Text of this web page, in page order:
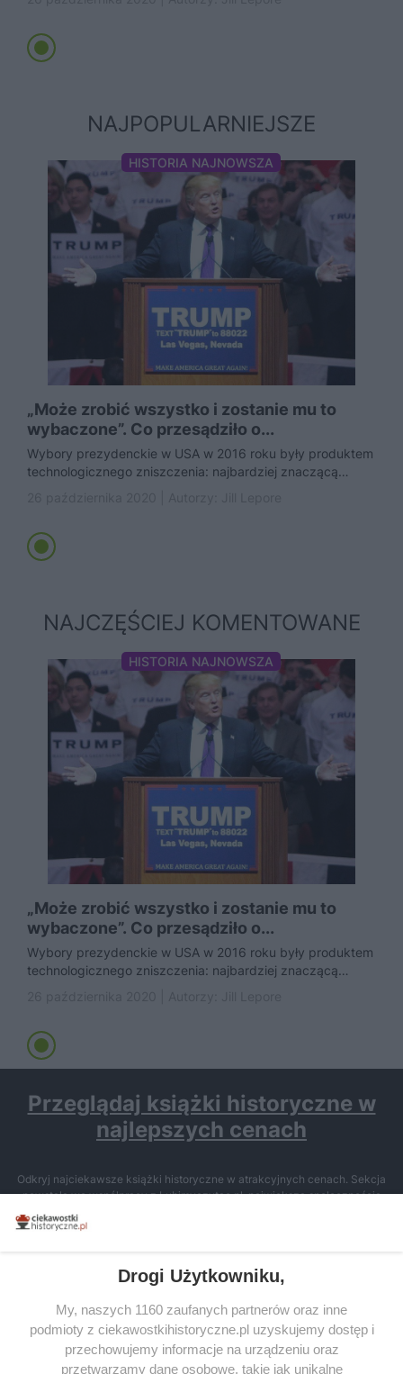
NAJPOPULARNIEJSZE
HISTORIA NAJNOWSZA
„Może zrobić wszystko i zostanie mu to
wybaczone”. Co przesądziło o...
Wybory prezydenckie w USA w 2016 roku były produktem
technologicznego zniszczenia: najbardziej znaczącą
NAJCZĘŚCIEJ KOMENTOWANE
HISTORIA NAJNOWSZA
„Może zrobić wszystko i zostanie mu to
wybaczone”. Co przesądziło o...
Wybory prezydenckie w USA w 2016 roku były produktem
technologicznego zniszczenia: najbardziej znaczącą
Przeglądaj książki historyczne w
najlepszych cenach
Odkryj najciekawsze książki historyczne w atrakcyjnych cenach. Sekcja
powstała we współpracy z Lubimyczytac.pl, największą społecznością
miłośników literatury w Polsce – dzięki temu możesz wybierać spośród
tytułów najwyżej ocenianych przez czytelników.
SERWIS
Drogi Użytkowniku,
My, naszych 1160 zaufanych partnerów oraz inne
podmioty z ciekawostkihistoryczne.pl uzyskujemy dostęp i
przechowujemy informacje na urządzeniu oraz
przetwarzamy dane osobowe, takie jak unikalne